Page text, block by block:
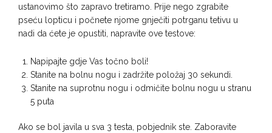
ustanovimo što zapravo tretiramo. Prije nego zgrabite
pseću lopticu i počnete njome gnječiti potrganu tetivu u
nadi da ćete je opustiti, napravite ove testove:
Napipajte gdje Vas točno boli!
Stanite na bolnu nogu i zadržite položaj 30 sekundi.
Stanite na suprotnu nogu i odmičite bolnu nogu u stranu
5 puta
Ako se bol javila u sva 3 testa, pobjednik ste. Zaboravite